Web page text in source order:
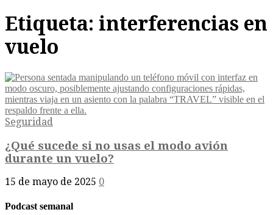
Etiqueta: interferencias en
vuelo
Seguridad
¿Qué sucede si no usas el modo avión
durante un vuelo?
15 de mayo de 2025 0
Podcast semanal